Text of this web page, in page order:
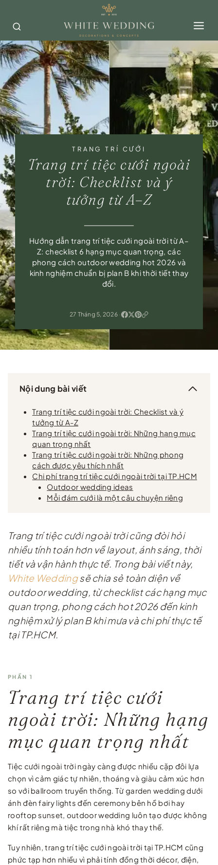
content
TRANG TRÍ CƯỚI
Trang trí tiệc cưới ngoài
trời: Checklist và ý
tưởng từ A–Z
Hướng dẫn trang trí tiệc cưới ngoài trời từ A–
Z: checklist 6 hạng mục quan trọng, các
phong cách outdoor wedding hot 2026 và
kinh nghiệm chuẩn bị plan B khi thời tiết thay
đổi.
27 Tháng 5, 2026 ·
Nội dung bài viết
Trang trí tiệc cưới ngoài trời: Checklist và ý
tưởng từ A-Z
Trang trí tiệc cưới ngoài trời: Những hạng mục
quan trọng nhất
Trang trí tiệc cưới ngoài trời: Những phong
cách được yêu thích nhất
Chi phí trang trí tiệc cưới ngoài trời tại TP.HCM
Outdoor wedding ideas
Mỗi đám cưới là một câu chuyện riêng
Trang trí tiệc cưới ngoài trời cũng đòi hỏi
nhiều tính toán hơn về layout, ánh sáng, thời
tiết và vận hành thực tế. Trong bài viết này,
White Weddingsẽ chia sẻ toàn diện về
outdoor wedding, từ checklist các hạng mục
quan trọng, phong cách hot 2026 đến kinh
nghiệm xử lý plan B khi mưa và chi phí thực tế
tại TP.HCM.
PHẦN 1
Trang trí tiệc cưới
ngoài trời: Những hạng
mục quan trọng nhất
Tiệc cưới ngoài trời ngày càng được nhiều cặp đôi lựa
chọn vì cảm giác tự nhiên, thoáng và giàu cảm xúc hơn
so với ballroom truyền thống. Từ garden wedding dưới
ánh đèn fairy lights đến ceremony bên hồ bơi hay
rooftop sunset, outdoor wedding luôn tạo được không
khí rất riêng mà tiệc trong nhà khó thay thế.
Tuy nhiên, trang trí tiệc cưới ngoài trời tại TP.HCM cũng
phức tạp hơn nhiều vì phải tính đồng thời décor, điện,